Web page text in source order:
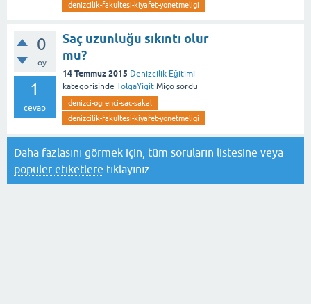
denizcilik-fakultesi-kiyafet-yonetmeligi
0
oy
1
cevap
Saç uzunluğu sıkıntı olur
mu?
14 Temmuz 2015 Denizcilik Eğitimi
kategorisinde TolgaYigit Miço sordu
denizci-ogrenci-sac-sakal
denizcilik-fakultesi-kiyafet-yonetmeligi
Daha fazlasını görmek için, tüm soruların listesine veya
popüler etiketlere tıklayınız.